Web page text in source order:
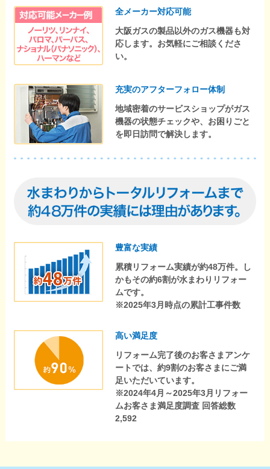
全メーカー対応可能
大阪ガスの製品以外のガス機器も対
応します。お気軽にご相談くださ
い。
充実のアフターフォロー体制
地域密着のサービスショップがガス
機器の状態チェックや、お困りごと
を即日訪問で解決します。
豊富な実績
累積リフォーム実績が約48万件。し
かもその約6割が水まわりリフォー
ムです。
※2025年3月時点の累計工事件数
高い満足度
リフォーム完了後のお客さまアンケ
ートでは、約9割のお客さまにご満
足いただいています。
※2024年4月～2025年3月リフォー
ムお客さま満足度調査 回答総数
2,592